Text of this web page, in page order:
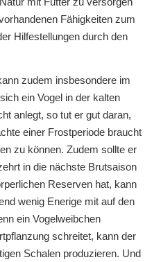
Fähigkeiten zum
Hilfestellungen durch den
zudem insbesondere im
ein Vogel in der kalten
anlegt, so tut er gut daran,
einer Frostperiode braucht
zu können. Zudem sollte er
in die nächste Brutsaison
Reserven hat, kann
wenig Enerige mit auf den
ein Vogelweibchen
schreitet, kann der
Schalen produzieren. Und